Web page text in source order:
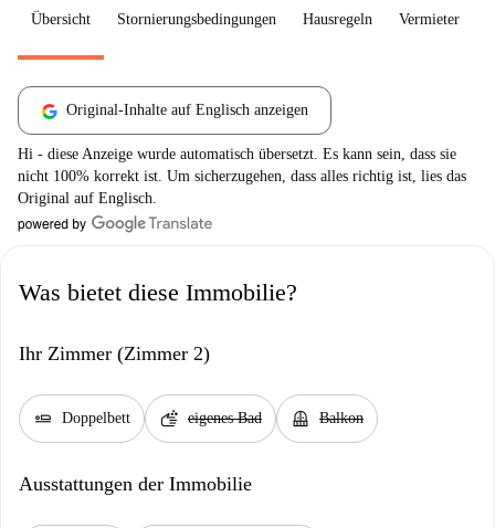
Übersicht Stornierungsbedingungen Hausregeln Vermieter
Original-Inhalte auf Englisch anzeigen
Hi - diese Anzeige wurde automatisch übersetzt. Es kann sein, dass sie
nicht 100% korrekt ist. Um sicherzugehen, dass alles richtig ist, lies das
Original auf Englisch.
Was bietet diese Immobilie?
Ihr Zimmer (Zimmer 2)
airline_seat_flat Doppelbett soap eigenes Bad balcony Balkon
Ausstattungen der Immobilie